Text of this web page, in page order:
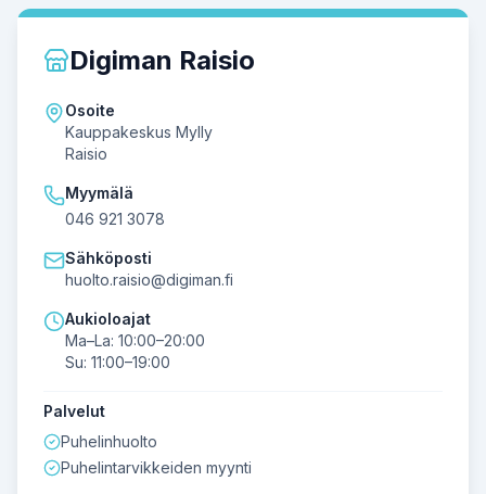
Digiman Raisio
Osoite
Kauppakeskus Mylly
Raisio
Myymälä
046 921 3078
Sähköposti
huolto.raisio@digiman.fi
Aukioloajat
Ma–La: 10:00–20:00
Su: 11:00–19:00
Palvelut
Puhelinhuolto
Puhelintarvikkeiden myynti